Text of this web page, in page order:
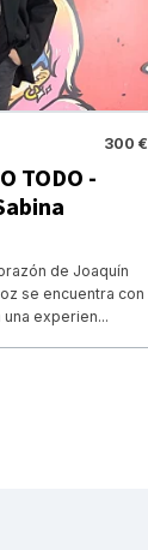
300 €
TODO -
de Joaquín
se encuentra con
experien...